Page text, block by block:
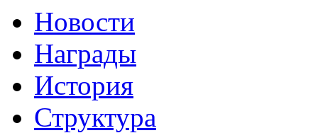
Новости
Награды
История
Структура